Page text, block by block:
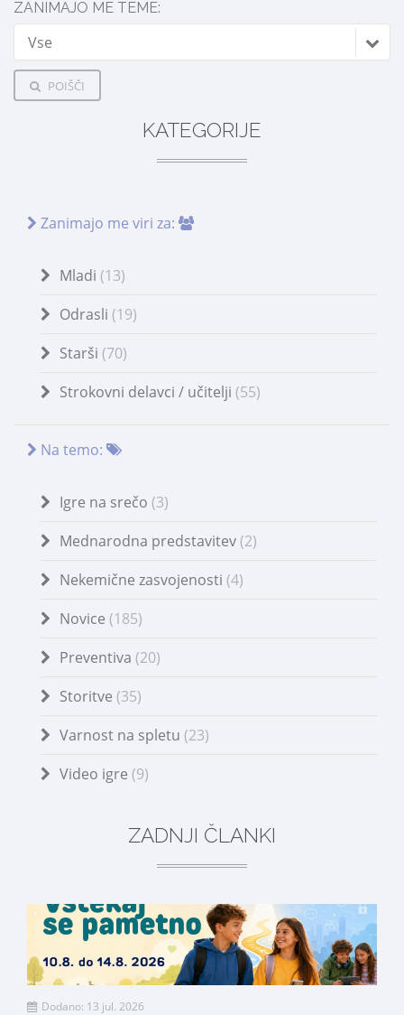
ZANIMAJO ME TEME:
Vse
POIŠČI
KATEGORIJE
Zanimajo me viri za:
Mladi (13)
Odrasli (19)
Starši (70)
Strokovni delavci / učitelji (55)
Na temo:
Igre na srečo (3)
Mednarodna predstavitev (2)
Nekemične zasvojenosti (4)
Novice (185)
Preventiva (20)
Storitve (35)
Varnost na spletu (23)
Video igre (9)
ZADNJI ČLANKI
Dodano: 13 jul. 2026